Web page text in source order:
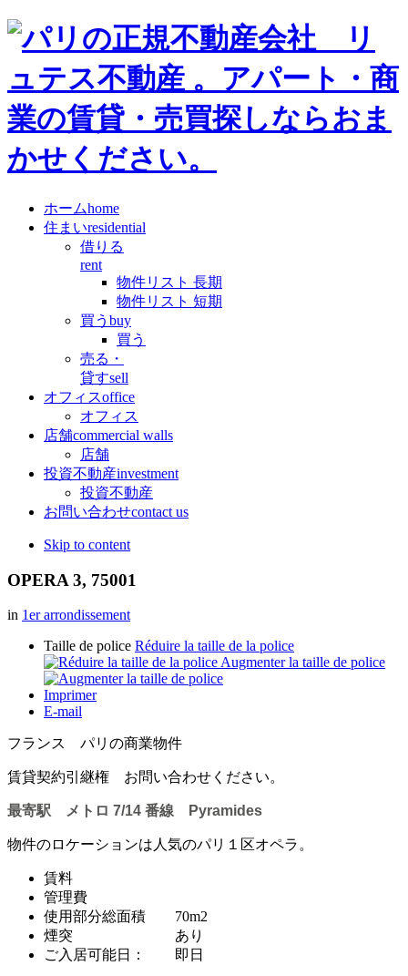
ホームhome
住まいresidential
借りる
rent
物件リスト 長期
物件リスト 短期
買う buy
買う
売る・
貸すsell
オフィスoffice
オフィス
店舗commercial walls
店舗
投資不動産investment
投資不動産
お問い合わせcontact us
Skip to content
OPERA 3, 75001
in 1er arrondissement
Taille de police Réduire la taille de la police
Augmenter la taille de police
Imprimer
E-mail
フランス パリの商業物件
賃貸契約引継権 お問い合わせください。
最寄駅 メトロ 7/14 番線 Pyramides
物件のロケーションは人気のパリ１区オペラ。
賃料
管理費
使用部分総面積 70m2
煙突 あり
ご入居可能日： 即日